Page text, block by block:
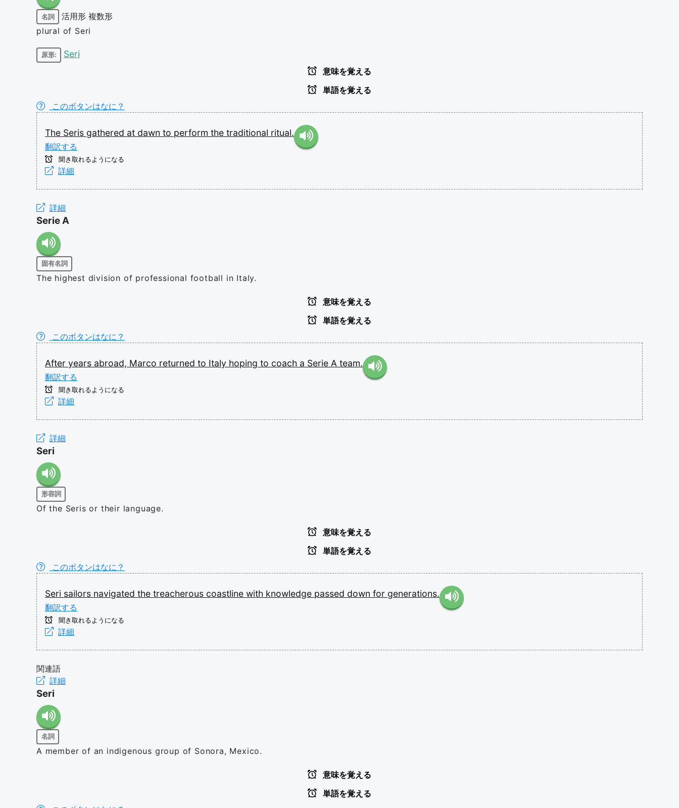
名詞 活用形 複数形
plural of Seri
原形: Seri
意味を覚える
単語を覚える
このボタンはなに？
The Seris gathered at dawn to perform the traditional ritual.
翻訳する
聞き取れるようになる
詳細
詳細
Serie A
固有名詞
The highest division of professional football in Italy.
意味を覚える
単語を覚える
このボタンはなに？
After years abroad, Marco returned to Italy hoping to coach a Serie A team.
翻訳する
聞き取れるようになる
詳細
詳細
Seri
形容詞
Of the Seris or their language.
意味を覚える
単語を覚える
このボタンはなに？
Seri sailors navigated the treacherous coastline with knowledge passed down for generations.
翻訳する
聞き取れるようになる
詳細
関連語
詳細
Seri
名詞
A member of an indigenous group of Sonora, Mexico.
意味を覚える
単語を覚える